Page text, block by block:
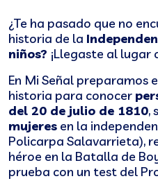
¿Te ha pasado que no
historia de la
niños? ¡Llegaste al lugar
En Mi Señal preparamos
historia para conocer
del 20 de julio de 1810,
mujeres en la
Policarpa Salavarrieta),
héroe en la Batalla de
prueba con un test del